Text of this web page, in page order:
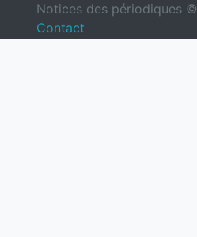
Notices des périodiques ©
Contact